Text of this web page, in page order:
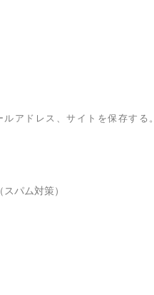
アドレス、サイトを保存する。
パム対策）